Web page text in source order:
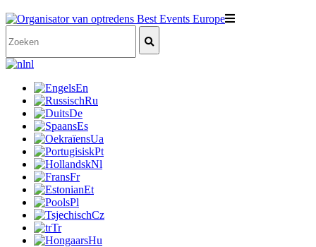
nl
En
Ru
De
Es
Ua
Pt
Nl
Fr
Et
Pl
Cz
Tr
Hu